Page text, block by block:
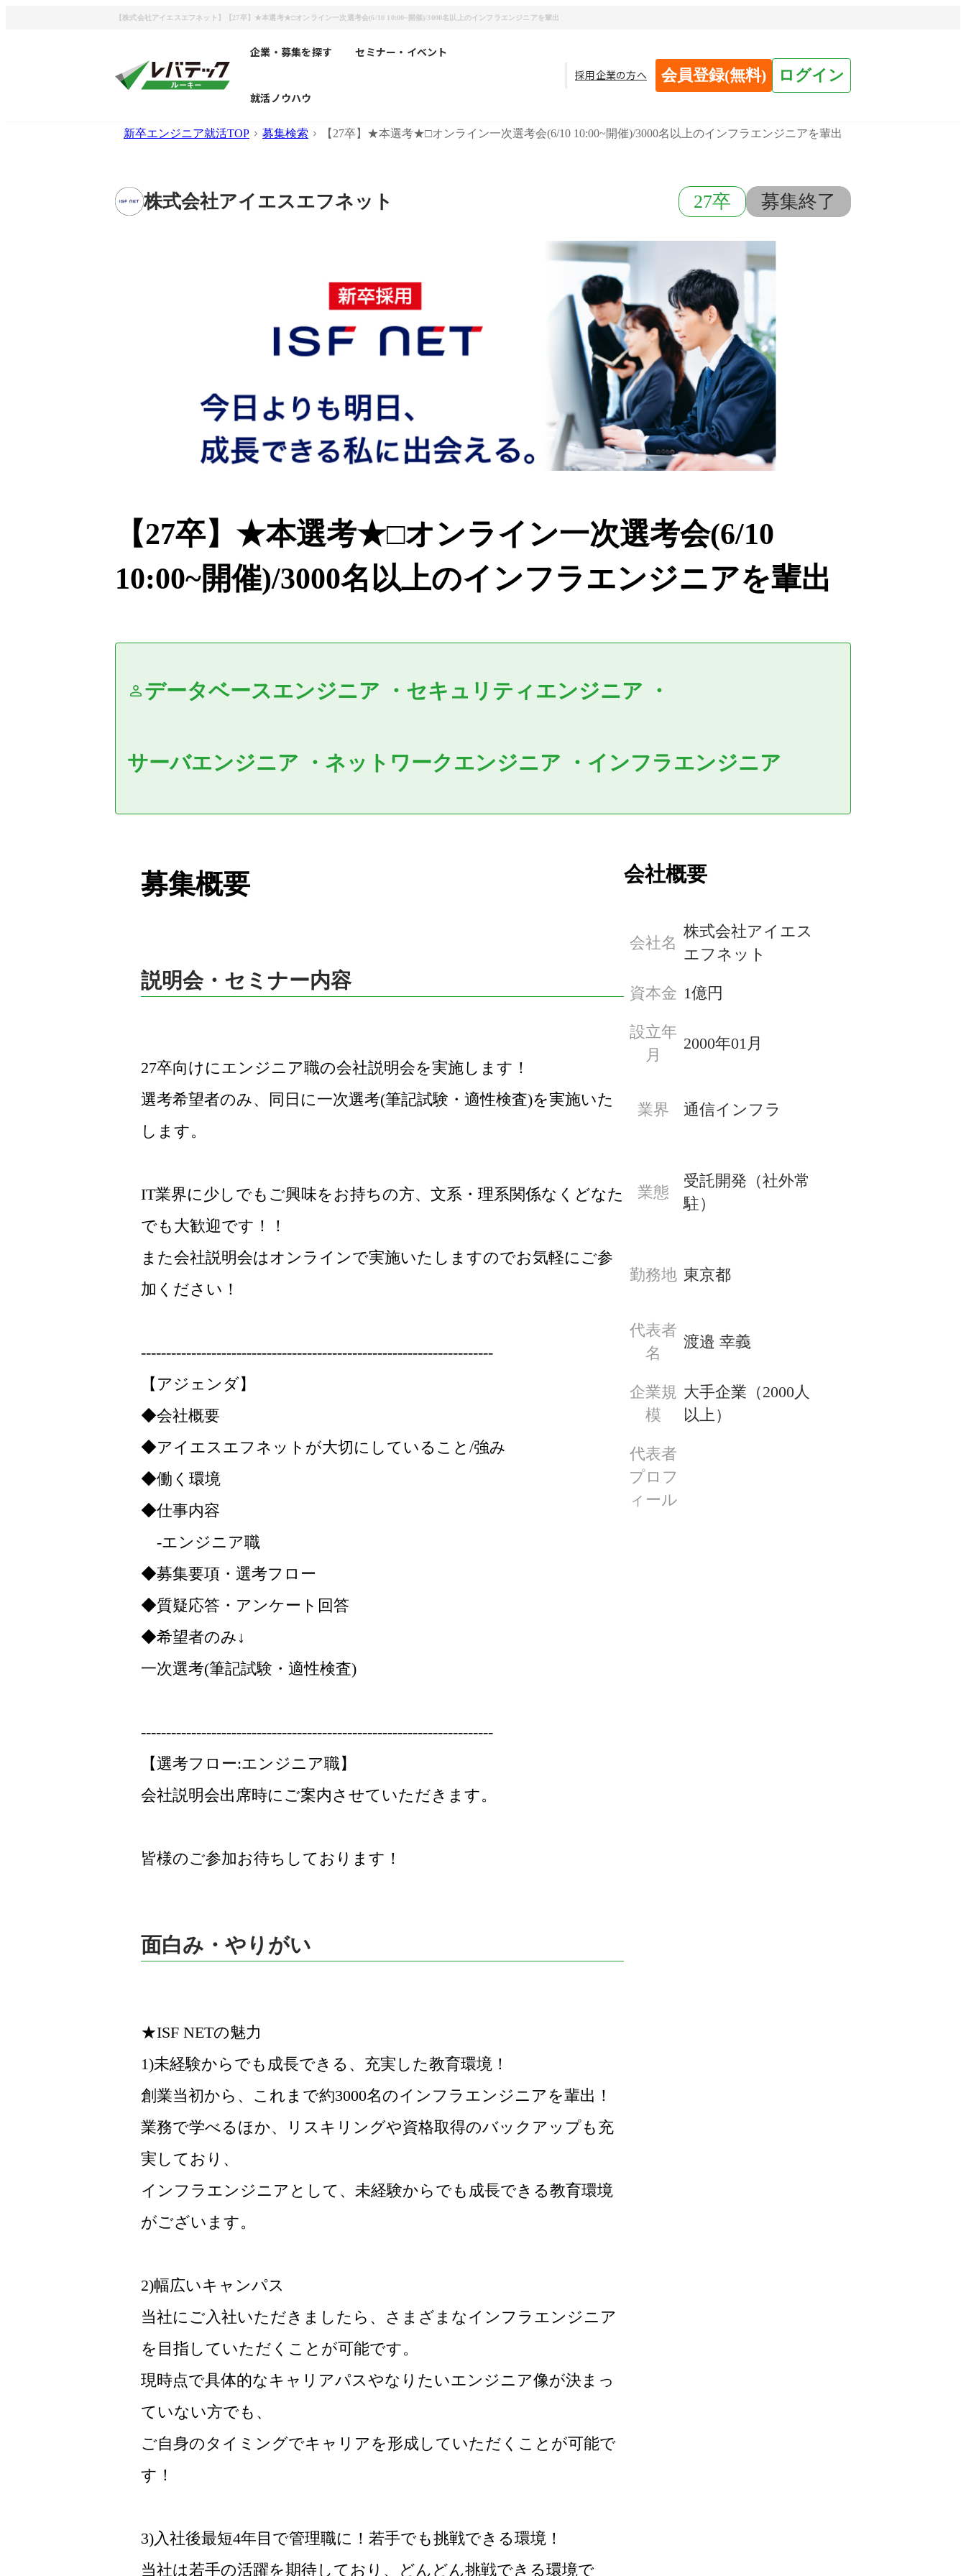
【株式会社アイエスエフネット】【27卒】★本選考★□オンライン一次選考会(6/10 10:00~開催)/3000名以上のインフラエンジニアを輩出
企業・募集を探す セミナー・イベント
就活ノウハウ
採用企業の方へ 会員登録(無料) ログイン
新卒エンジニア就活TOP 募集検索 【27卒】★本選考★□オンライン一次選考会(6/10 10:00~開催)/3000名以上のインフラエンジニアを輩出
株式会社アイエスエフネット 27卒 募集終了
【27卒】★本選考★□オンライン一次選考会(6/10
10:00~開催)/3000名以上のインフラエンジニアを輩出
データベースエンジニア ・ セキュリティエンジニア ・
サーバエンジニア ・ ネットワークエンジニア ・ インフラエンジニア
募集概要
説明会・セミナー内容
27卒向けにエンジニア職の会社説明会を実施します！
選考希望者のみ、同日に一次選考(筆記試験・適性検査)を実施いた
します。
IT業界に少しでもご興味をお持ちの方、文系・理系関係なくどなた
でも大歓迎です！！
また会社説明会はオンラインで実施いたしますのでお気軽にご参
加ください！
----------------------------------------------------------------------
【アジェンダ】
◆会社概要
◆アイエスエフネットが大切にしていること/強み
◆働く環境
◆仕事内容
-エンジニア職
◆募集要項・選考フロー
◆質疑応答・アンケート回答
◆希望者のみ↓
一次選考(筆記試験・適性検査)
----------------------------------------------------------------------
【選考フロー:エンジニア職】
会社説明会出席時にご案内させていただきます。
皆様のご参加お待ちしております！
面白み・やりがい
★ISF NETの魅力
1)未経験からでも成長できる、充実した教育環境！
創業当初から、これまで約3000名のインフラエンジニアを輩出！
業務で学べるほか、リスキリングや資格取得のバックアップも充
実しており、
インフラエンジニアとして、未経験からでも成長できる教育環境
がございます。
2)幅広いキャンパス
当社にご入社いただきましたら、さまざまなインフラエンジニア
を目指していただくことが可能です。
現時点で具体的なキャリアパスやなりたいエンジニア像が決まっ
ていない方でも、
ご自身のタイミングでキャリアを形成していただくことが可能で
す！
3)入社後最短4年目で管理職に！若手でも挑戦できる環境！
当社は若手の活躍を期待しており、どんどん挑戦できる環境で
会社概要
会社名
株式会社アイエス
エフネット
資本金 1億円
設立年
月
2000年01月
業界 通信インフラ
業態
受託開発（社外常
駐）
勤務地 東京都
代表者
名
渡邉 幸義
企業規
模
大手企業（2000人
以上）
代表者
プロフ
ィール